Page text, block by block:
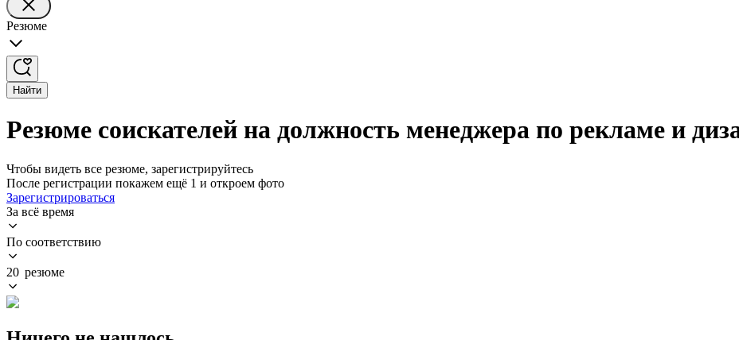
Резюме
Найти
Резюме соискателей на должность менеджера по рекламе и
Чтобы видеть все резюме, зарегистрируйтесь
После регистрации покажем ещё 1 и откроем фото
Зарегистрироваться
За всё время
По соответствию
20 резюме